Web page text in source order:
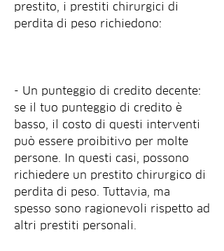
prestito, i prestiti chirurgici di
perdita di peso richiedono:
- Un punteggio di credito decente:
se il tuo punteggio di credito è
basso, il costo di questi interventi
può essere proibitivo per molte
persone. In questi casi, possono
richiedere un prestito chirurgico di
perdita di peso. Tuttavia, ma
spesso sono ragionevoli rispetto ad
altri prestiti personali.